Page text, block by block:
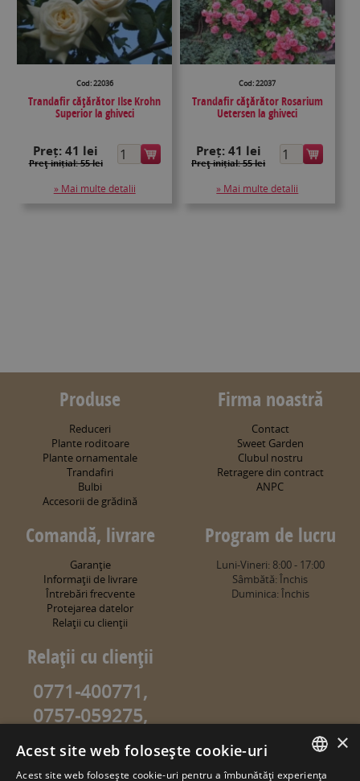
Cod: 22036
Trandafir cățărător Ilse Krohn
Superior la ghiveci
Preț:41 lei
Preţ inițial: 55 lei
» Mai multe detalii
Cod: 22037
Trandafir căţărător Rosarium
Uetersen la ghiveci
Preț: 41 lei
Preţ inițial: 55 lei
» Mai multe detalii
Produse
Reduceri
Plante roditoare
Plante ornamentale
Trandafiri
Bulbi
Accesorii de grădină
Firma noastră
Contact
Sweet Garden
Clubul nostru
Retragere din contract
ANPC
Comandă, livrare
Garanţie
Informaţii de livrare
Întrebări frecvente
Protejarea datelor
Relaţii cu clienţii
Program de lucru
Luni-Vineri: 8:00 - 17:00
Sâmbătă: Închis
Duminica: Închis
Relaţii cu clienţii
0771-400771,
0757-059275,
0757-059274
info@sweetgarden.ro
×
Acest site web folosește cookie-uri
Acest site web folosește cookie-uri pentru a îmbunătăți experiența